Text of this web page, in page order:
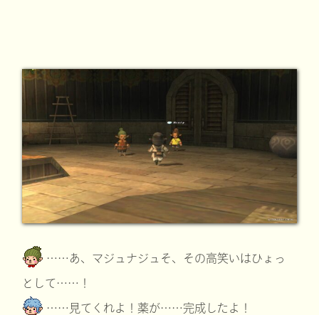
……あ、マジュナジュそ、その高笑いはひょっ
として……！
……見てくれよ！薬が……完成したよ！